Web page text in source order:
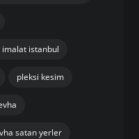
imalat istanbul
pleksi kesim
satan yerler